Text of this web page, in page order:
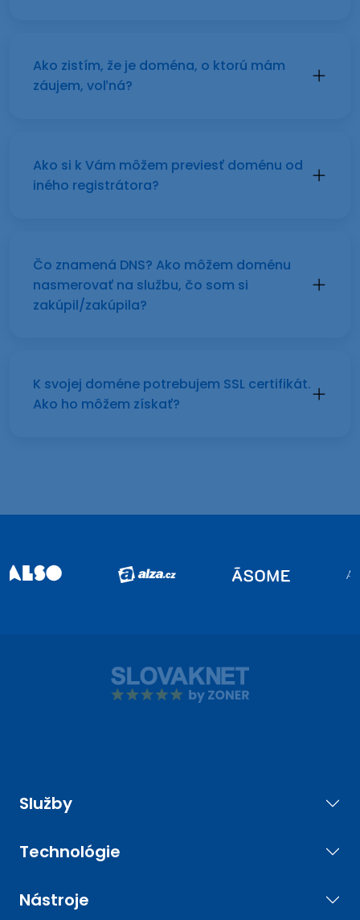
Ako zistím, že je doména, o ktorú mám
záujem, voľná?
Ako si k Vám môžem previesť doménu od
iného registrátora?
Čo znamená DNS? Ako môžem doménu
nasmerovať na službu, čo som si
zakúpil/zakúpila?
K svojej doméne potrebujem SSL certifikát.
Ako ho môžem získať?
Služby
Technológie
Nástroje